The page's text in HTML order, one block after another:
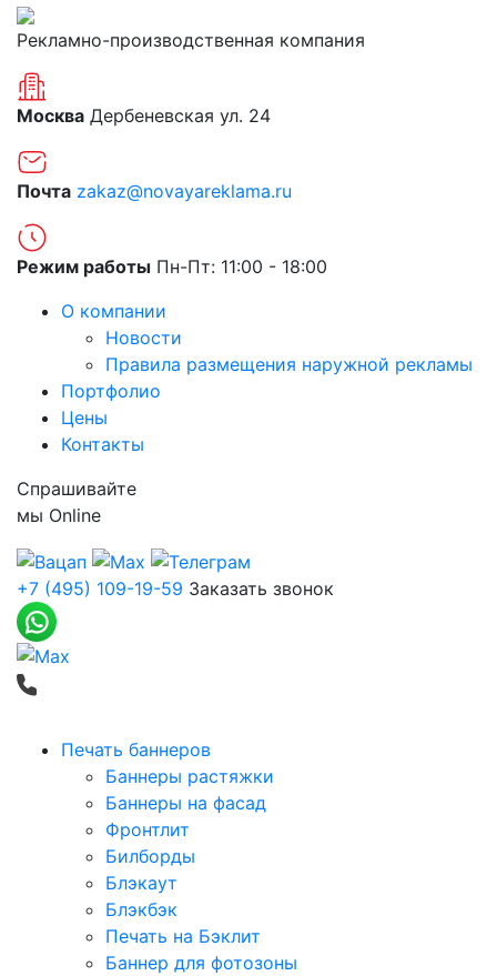
Рекламно-производственная компания
Москва Дербеневская ул. 24
Почта zakaz@novayareklama.ru
Режим работы Пн-Пт: 11:00 - 18:00
О компании
Новости
Правила размещения наружной рекламы
Портфолио
Цены
Контакты
Спрашивайте
мы Online
+7 (495) 109-19-59 Заказать звонок
Печать баннеров
Баннеры растяжки
Баннеры на фасад
Фронтлит
Билборды
Блэкаут
Блэкбэк
Печать на Бэклит
Баннер для фотозоны